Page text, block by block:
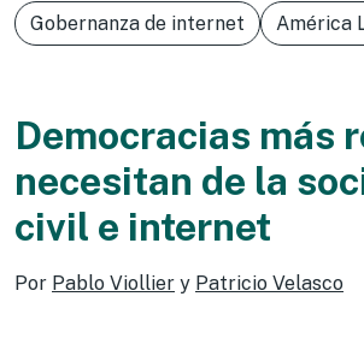
Gobernanza de internet América
Democracias más
necesitan de la
civil e internet
Por Pablo Viollier y Patricio Velasco